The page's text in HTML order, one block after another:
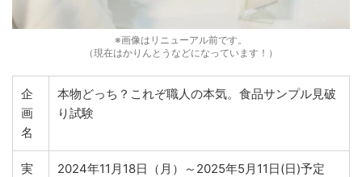
※画像はリニューアル前です。
（現在はかりんとうなどになっています！）
企
画
名
本物どっち？これぞ職人の本気。食品サンプル見破
り試験
実
2024年11月18日（月）～2025年5月11日(日)予定